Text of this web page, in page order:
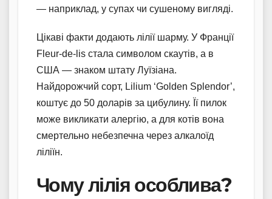
— наприклад, у супах чи сушеному вигляді.
Цікаві факти додають лілії шарму. У Франції
Fleur-de-lis стала символом скаутів, а в
США — знаком штату Луїзіана.
Найдорожчий сорт, Lilium ‘Golden Splendor’,
коштує до 50 доларів за цибулину. Її пилок
може викликати алергію, а для котів вона
смертельно небезпечна через алкалоїд
ліліїн.
Чому лілія особлива?